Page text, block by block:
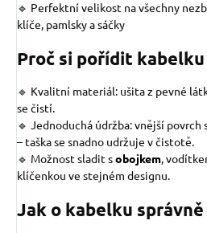
🔹 Perfektní velikost na všechny
klíče, pamlsky a sáčky
Proč si pořídit
🔹 Kvalitní materiál: ušita z pevné
se čistí.
🔹 Jednoduchá údržba: vnější
– taška se snadno udržuje v čistotě.
🔹 Možnost sladit sobojkem,
klíčenkou ve stejném designu.
Jak o kabelku